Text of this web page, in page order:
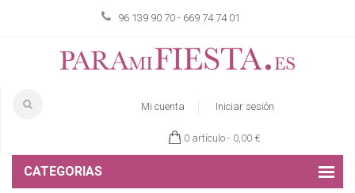
96 139 90 70 - 669 74 74 01
Mi cuenta Iniciar sesión
0 artículo - 0,00 €
CATEGORIAS